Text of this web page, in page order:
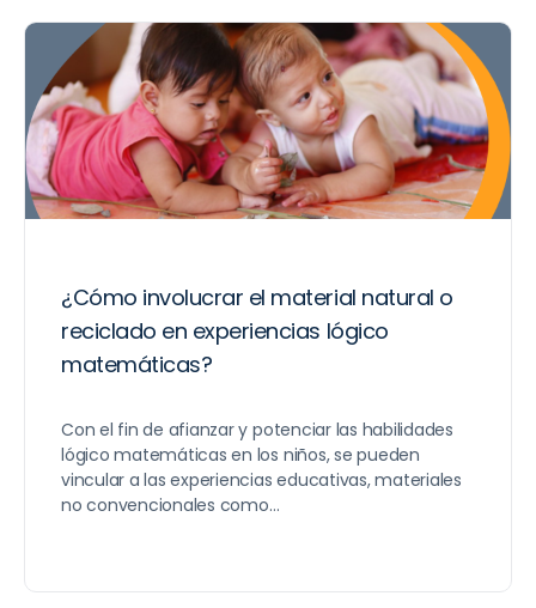
¿Cómo involucrar el material natural o
reciclado en experiencias lógico
matemáticas?
Con el fin de afianzar y potenciar las habilidades
lógico matemáticas en los niños, se pueden
vincular a las experiencias educativas, materiales
no convencionales como…